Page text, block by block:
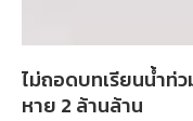
ไม่ถอดบทเรียนน้ำท่
หาย 2 ล้านล้าน